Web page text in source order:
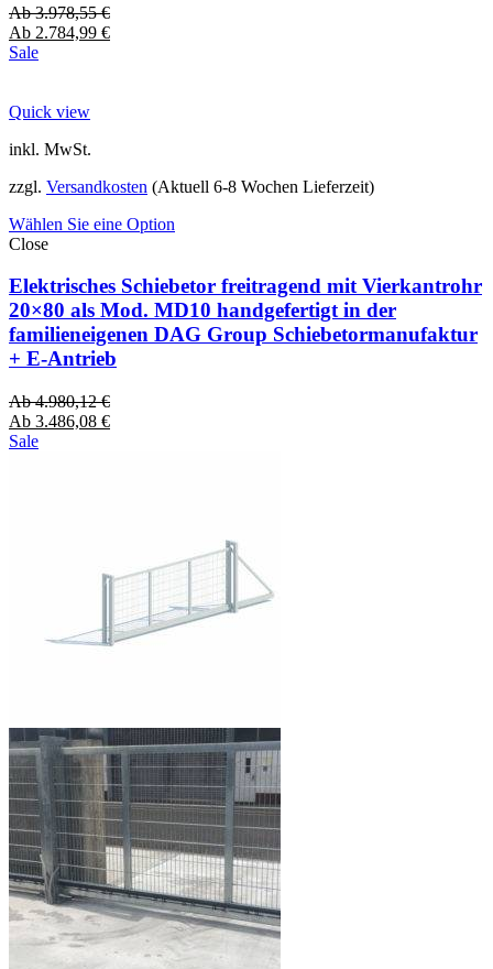
Ab3.978,55€
Ab 2.784,99 €
Sale
Quick view
inkl. MwSt.
zzgl. Versandkosten (Aktuell 6-8 Wochen Lieferzeit)
Wählen Sie eine Option
Close
Elektrisches Schiebetor freitragend mit Vierkantrohr
20×80 als Mod. MD10 handgefertigt in der
familieneigenen DAG Group Schiebetormanufaktur
+ E-Antrieb
Ab4.980,12€
Ab 3.486,08 €
Sale